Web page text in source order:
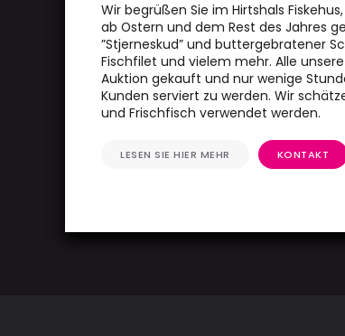
Wir begrüßen Sie im Hirtshals
ab Ostern und dem Rest des Jahres
”Stjerneskud” und buttergebratener
Fischfilet und vielem mehr. Alle
Auktion gekauft und nur wenige
Kunden serviert zu werden. Wir
und Frischfisch verwendet werden.
LESEN SIE HIER MEHR KONTAKT